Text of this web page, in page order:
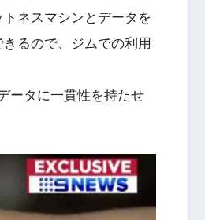
ネスマシンとデータを
るので、ジムでの利用
ータに一貫性を持たせ